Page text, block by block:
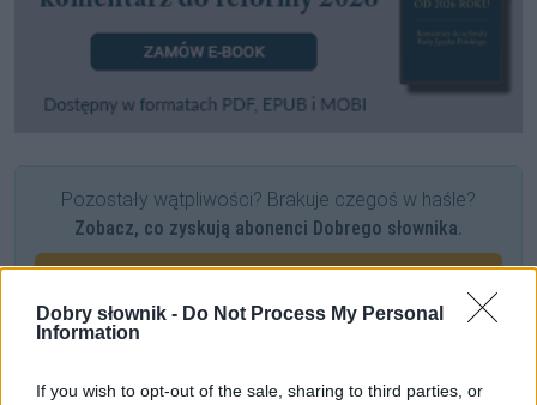
Dobry słownik - Do Not Process My Personal
Information
If you wish to opt-out of the sale, sharing to third parties, or
Pozostały wątpliwości? Brakuje czegoś w haśle?
Zobacz, co zyskują abonenci Dobrego słownika.
Często sprawdzane